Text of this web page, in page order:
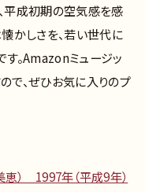
平成初期の空気感を感
かしさを、若い世代に
。Amazonミュージッ
で、ぜひお気に入りのプ
） 1997年（平成9年）